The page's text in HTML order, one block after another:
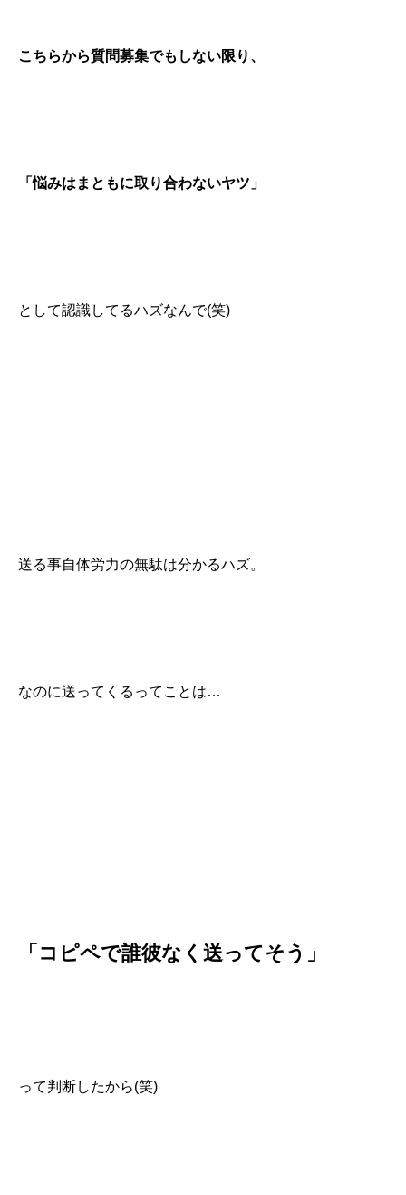
こちらから質問募集でもしない限り、
「悩みはまともに取り合わないヤツ」
として認識してるハズなんで(笑)
送る事自体労力の無駄は分かるハズ。
なのに送ってくるってことは…
「コピペで誰彼なく送ってそう」
って判断したから(笑)